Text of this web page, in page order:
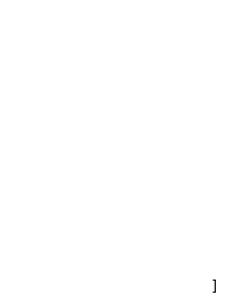
                  ]